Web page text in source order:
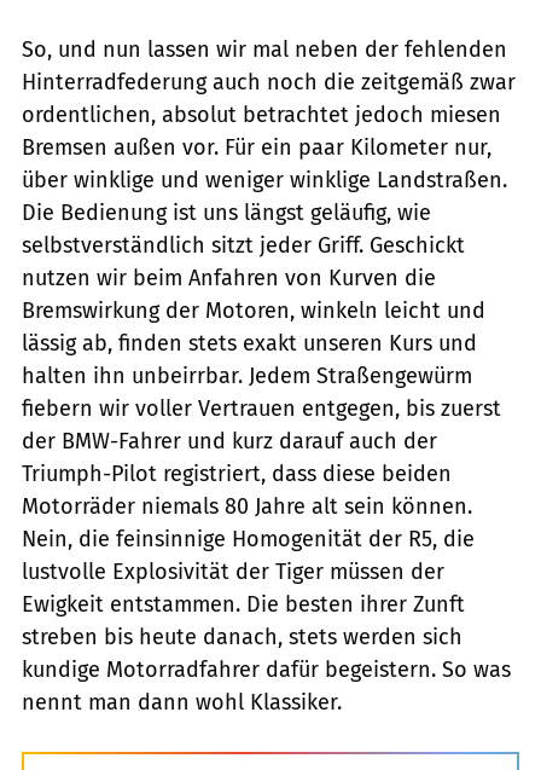
So, und nun lassen wir mal neben der fehlenden
Hinterradfederung auch noch die zeitgemäß zwar
ordentlichen, absolut betrachtet jedoch miesen
Bremsen außen vor. Für ein paar Kilometer nur,
über winklige und weniger winklige Landstraßen.
Die Bedienung ist uns längst geläufig, wie
selbstverständlich sitzt jeder Griff. Geschickt
nutzen wir beim Anfahren von Kurven die
Bremswirkung der Motoren, winkeln leicht und
lässig ab, finden stets exakt unseren Kurs und
halten ihn unbeirrbar. Jedem Straßengewürm
fiebern wir voller Vertrauen entgegen, bis zuerst
der BMW-Fahrer und kurz darauf auch der
Triumph-Pilot registriert, dass diese beiden
Motorräder niemals 80 Jahre alt sein können.
Nein, die feinsinnige Homogenität der R5, die
lustvolle Explosivität der Tiger müssen der
Ewigkeit entstammen. Die besten ihrer Zunft
streben bis heute danach, stets werden sich
kundige Motorradfahrer dafür begeistern. So was
nennt man dann wohl Klassiker.